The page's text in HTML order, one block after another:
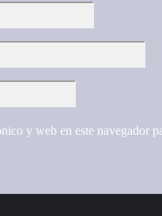
y web en este navegador